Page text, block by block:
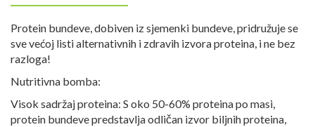
Protein bundeve, dobiven iz sjemenki bundeve, pridružuje se
sve većoj listi alternativnih i zdravih izvora proteina, i ne bez
razloga!
Nutritivna bomba:
Visok sadržaj proteina: S oko 50-60% proteina po masi,
protein bundeve predstavlja odličan izvor biljnih proteina,